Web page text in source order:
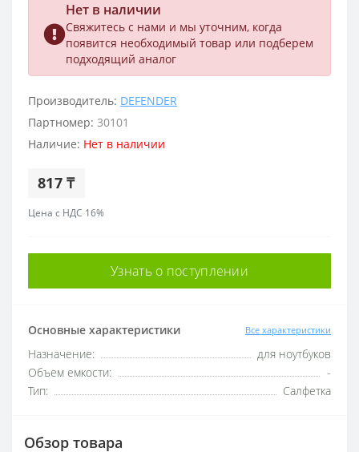
Нет в наличии
Свяжитесь с нами и мы уточним, когда
появится необходимый товар или подберем
подходящий аналог
Производитель: DEFENDER
Партномер: 30101
Наличие: Нет в наличии
817 ₸
Цена с НДС 16%
Узнать о поступлении
Основные характеристики Все характеристики
Назначение:
для ноутбуков
Объем емкости:
-
Тип:
Салфетка
Обзор товара